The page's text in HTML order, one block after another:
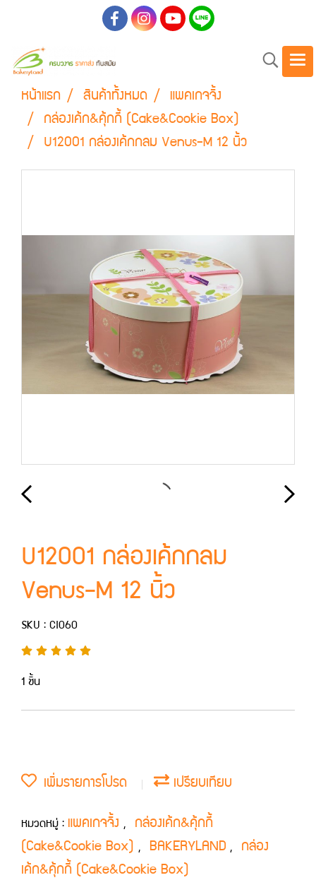
หน้าแรก สินค้าทั้งหมด แพคเกจจิ้ง
กล่องเค้ก&คุ้กกี้ (Cake&Cookie Box)
U12001 กล่องเค้กกลม Venus-M 12 นิ้ว
U12001 กล่องเค้กกลม
Venus-M 12 นิ้ว
SKU : CI060
1 ชิ้น
เพิ่มรายการโปรด เปรียบเทียบ
หมวดหมู่ : แพคเกจจิ้ง , กล่องเค้ก&คุ้กกี้
(Cake&Cookie Box) , BAKERYLAND , กล่อง
เค้ก&คุ้กกี้ (Cake&Cookie Box)